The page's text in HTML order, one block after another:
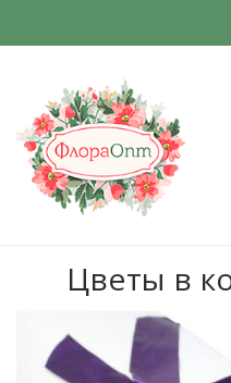
Цветы в